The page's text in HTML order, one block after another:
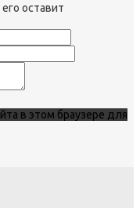
оставит
в этом браузере для